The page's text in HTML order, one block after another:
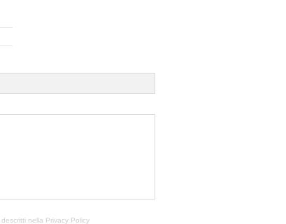
nella Privacy Policy